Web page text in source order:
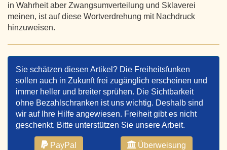
in Wahrheit aber Zwangsumverteilung und Sklaverei
meinen, ist auf diese Wortverdrehung mit Nachdruck
hinzuweisen.
Sie schätzen diesen Artikel? Die Freiheitsfunken
sollen auch in Zukunft frei zugänglich erscheinen und
immer heller und breiter sprühen. Die Sichtbarkeit
ohne Bezahlschranken ist uns wichtig. Deshalb sind
wir auf Ihre Hilfe angewiesen. Freiheit gibt es nicht
geschenkt. Bitte unterstützen Sie unsere Arbeit.
PayPal Überweisung